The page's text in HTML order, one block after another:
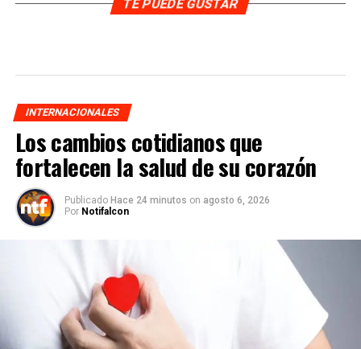
TE PUEDE GUSTAR
INTERNACIONALES
Los cambios cotidianos que
fortalecen la salud de su corazón
Publicado Hace 24 minutos on agosto 6, 2026
Por Notifalcon